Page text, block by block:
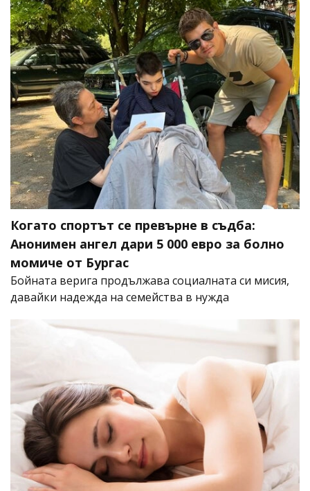
Когато спортът се превърне в съдба:
Анонимен ангел дари 5 000 евро за болно
момиче от Бургас
Бойната верига продължава социалната си мисия,
давайки надежда на семейства в нужда